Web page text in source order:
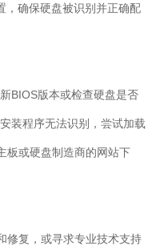
，确保硬盘被识别并正确配
BIOS版本或检查硬盘是否
装程序无法识别，尝试加载
板或硬盘制造商的网站下
修复，或寻求专业技术支持